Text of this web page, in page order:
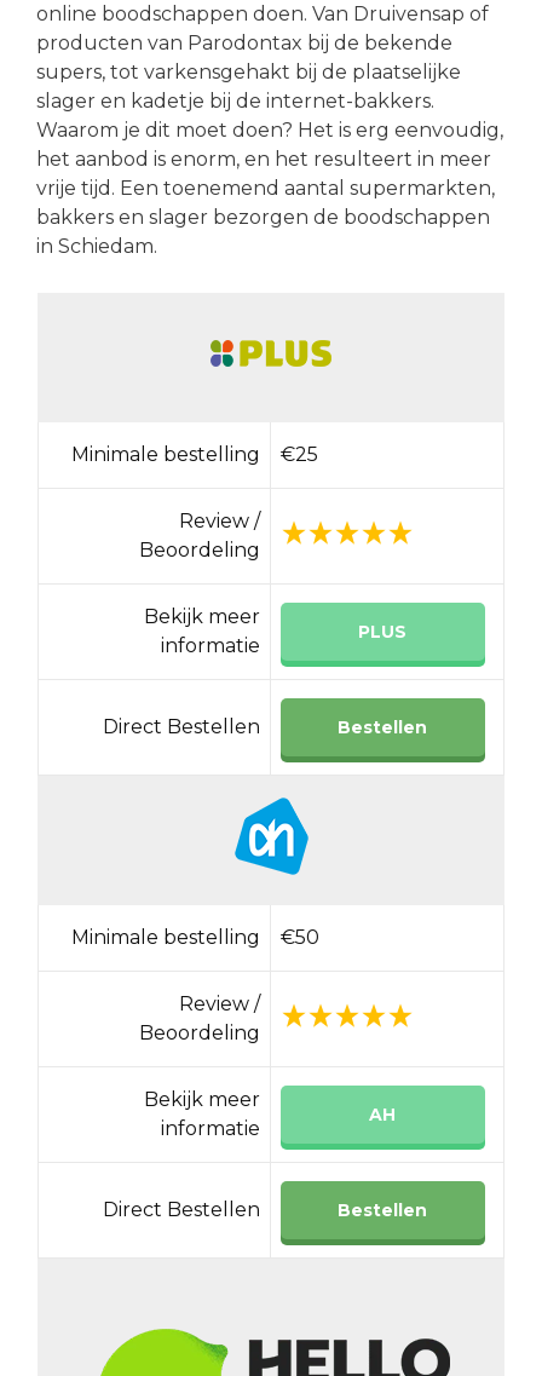
online boodschappen doen. Van Druivensap of
producten van Parodontax bij de bekende
supers, tot varkensgehakt bij de plaatselijke
slager en kadetje bij de internet-bakkers.
Waarom je dit moet doen? Het is erg eenvoudig,
het aanbod is enorm, en het resulteert in meer
vrije tijd. Een toenemend aantal supermarkten,
bakkers en slager bezorgen de boodschappen
in Schiedam.
Minimale bestelling €25
Review /
Beoordeling
Bekijk meer
informatie
PLUS
Direct Bestellen Bestellen
Minimale bestelling €50
Review /
Beoordeling
Bekijk meer
informatie
AH
Direct Bestellen Bestellen